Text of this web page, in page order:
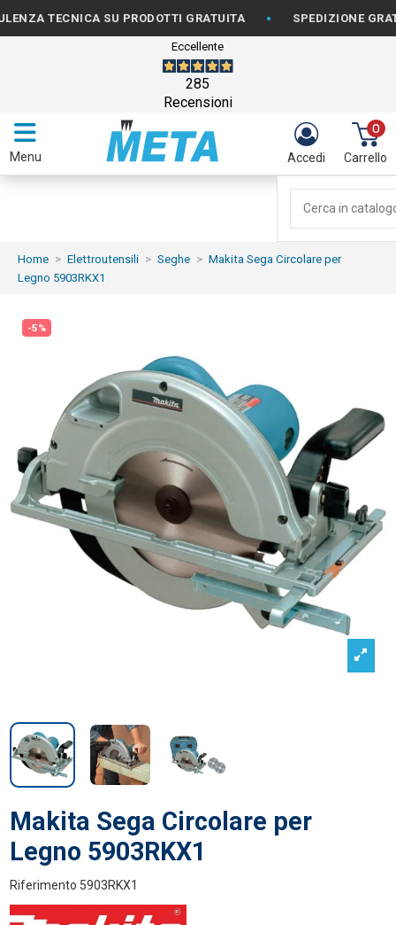
TECNICA SU PRODOTTI GRATUITA • SPEDIZIONE
Eccellente
285
Recensioni
Menu Accedi
0
Carrello
Home Elettroutensili Seghe
Makita Sega Circolare per
Legno 5903RKX1
-5%
Makita Sega Circolare per
Legno 5903RKX1
Riferimento 5903RKX1